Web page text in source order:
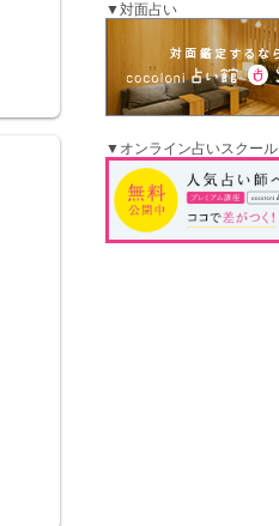
▼対面占い
▼オンライン占いスクール